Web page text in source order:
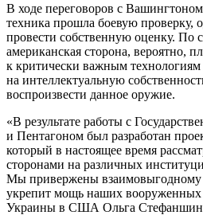
В ходе переговоров с
техника прошла боевую
провести собственную оценку. По
американская сторона, вероятно,
к критически важным
на интеллектуальную
воспроизвести данное оружие.
«В результате работы с
и Пентагоном был разработан
который в настоящее время
сторонами на различных
Мы привержены взаимовыгодному
укрепит мощь наших вооруженных
Украины в США Ольга